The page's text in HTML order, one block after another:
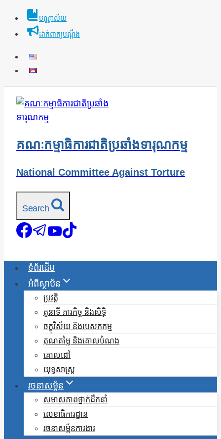
Skip
បណ្ណាល័យ
ដាក់ពាក្យបណ្ដឹង
គណៈកម្មាធិការជាតិប្រឆាំងទារុណកម្ម
National Committee Against Torture
Search
ទំព័រដើម
អំពីស្ថាប័ន
ប្រវត្តិ
តួនាទី ភារកិច្ច និងសិទ្ធិ
ចក្ខុវិស័យ និងបេសកកម្ម
គុណតម្លៃ និងគោលបំណង
គោលដៅ
យុទ្ធសាស្ត្រ
រចនាសម្ព័ន
សមាសភាពថ្នាក់ដឹកនាំ
លេខាធិការដ្ឋាន
រចនាសម្ព័នការងារ